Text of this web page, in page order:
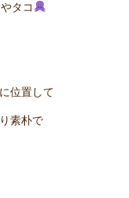
やタコ
位置して
素朴で